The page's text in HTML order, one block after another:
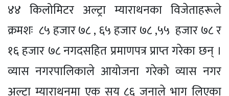
४४ किलोमिटर अल्ट्रा म्याराथनका विजेताहरूले
क्रमशः ८५ हजार ७८ , ६५ हजार ७८ ,५५ हजार ७८ र
१६ हजार ७८ नगदसहित प्रमाणपत्र प्राप्त गरेका छन् ।
व्यास नगरपालिकाले आयोजना गरेको व्यास नगर
अल्ट्रा म्याराथनमा एक सय ८६ जनाले भाग लिएका